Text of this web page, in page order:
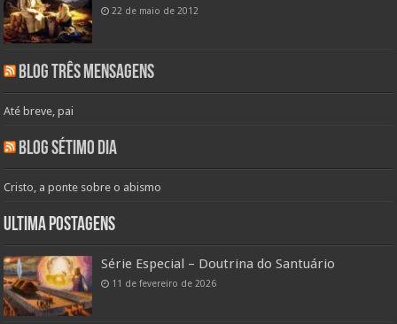
22 de maio de 2012
Blog Três Mensagens
Até breve, pai
Blog Sétimo Dia
Cristo, a ponte sobre o abismo
Ultima Postagens
Série Especial – Doutrina do Santuário
11 de fevereiro de 2026